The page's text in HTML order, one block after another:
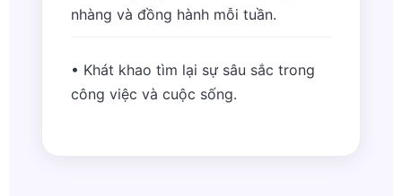
nhàng và đồng hành mỗi tuần.
• Khát khao tìm lại sự sâu sắc trong
công việc và cuộc sống.